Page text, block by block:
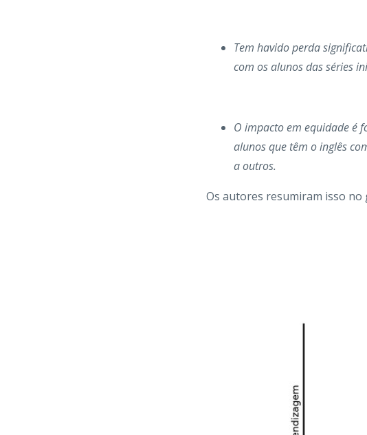
Tem havido perda
com os alunos das séries
O impacto em equidade é
alunos que têm o inglês
a outros.
Os autores resumiram isso no